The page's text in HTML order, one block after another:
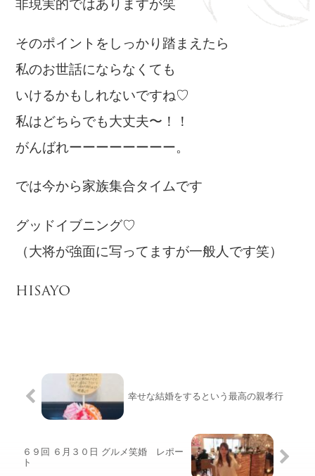
非現実的ではありますが笑
そのポイントをしっかり踏まえたら
私のお世話にならなくても
いけるかもしれないですね♡
私はどちらでも大丈夫〜！！
がんばれーーーーーーーー。
では今から家族集合タイムです
グッドイブニング♡
（大将が強面に写ってますが一般人です笑）
HISAYO
幸せな結婚をするという最高の親孝行
６９回 ６月３０日 グルメ笑婚 レポー
ト